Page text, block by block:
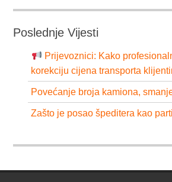
Poslednje Vijesti
Prijevoznici: Kako
korekciju cijena transporta
Povećanje broja kamiona,
Zašto je posao špeditera kao